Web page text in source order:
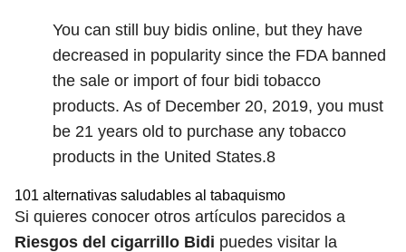
You can still buy bidis online, but they have
decreased in popularity since the FDA banned
the sale or import of four bidi tobacco
products. As of December 20, 2019, you must
be 21 years old to purchase any tobacco
products in the United States.8
101 alternativas saludables al tabaquismo
Si quieres conocer otros artículos parecidos a
Riesgos del cigarrillo Bidi puedes visitar la